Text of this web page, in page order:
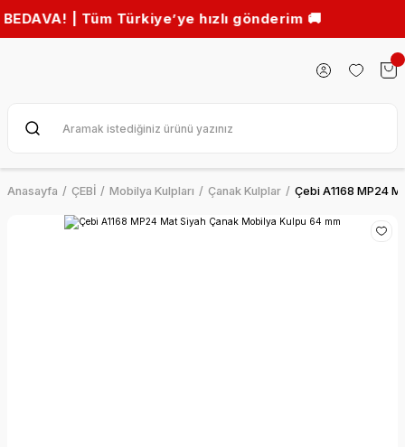
| Tüm Türkiye’ye hızlı gönderim 🚚
Anasayfa ÇEBİ Mobilya Kulpları Çanak Kulplar Çebi A1168 MP24